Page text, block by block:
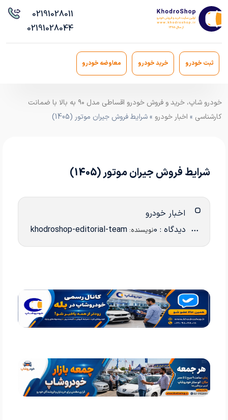
02191028011
02191028044
ثبت خودرو خرید خودرو معاوضه خودرو
خودرو شاپ، خرید و فروش خودرو اقساطی مدل ۹۰ به بالا با ضمانت
کارشناسی » اخبار خودرو » شرایط فروش جیران موتور (1405)
شرایط فروش جیران موتور (1405)
اخبار خودرو
دیدگاه : 0 نویسنده: khodroshop-editorial-team